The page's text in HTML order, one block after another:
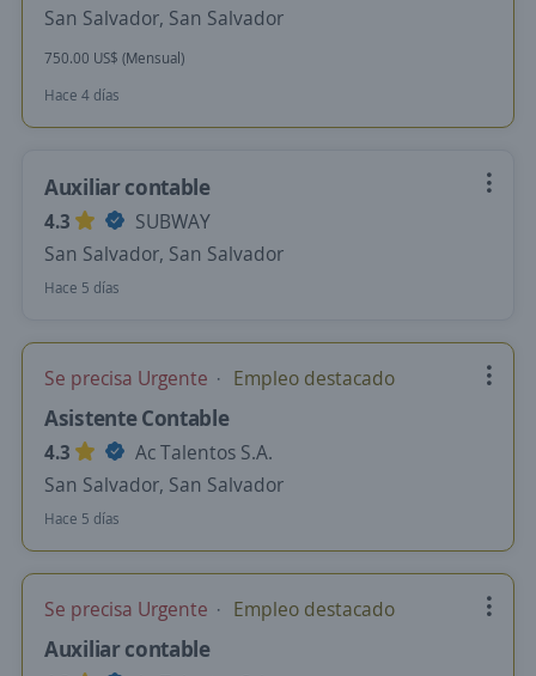
San Salvador, San Salvador
750.00 US$ (Mensual)
Hace 4 días
Auxiliar contable
4.3
SUBWAY
San Salvador, San Salvador
Hace 5 días
Se precisa Urgente Empleo destacado
Asistente Contable
4.3
Ac Talentos S.A.
San Salvador, San Salvador
Hace 5 días
Se precisa Urgente Empleo destacado
Auxiliar contable